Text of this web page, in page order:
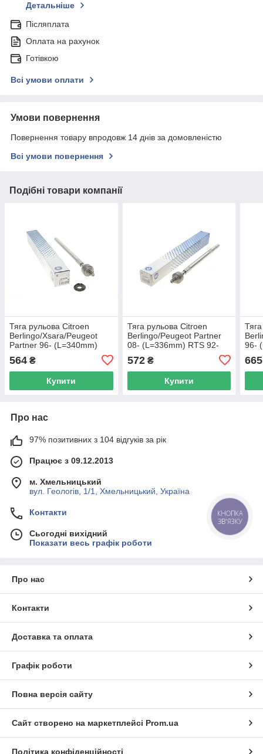
Детальніше
Післяплата
Оплата на рахунок
Готівкою
Всі умови оплати
Умови повернення
Повернення товару впродовж 14 днів за домовленістю
Всі умови повернення
Подібні товари компанії
Тяга рульова Citroen
Berlingo/Xsara/Peugeot
Partner 96- (L=340mm)
564 ₴
Купити
Тяга рульова Citroen
Berlingo/Peugeot Partner
08- (L=336mm) RTS 92-
572₴
Купити
96-
665
Про нас
97% позитивних з 104 відгуків за рік
Працює з 09.12.2013
м. Хмельницький
вул. Геологів, 1/1, Хмельницький, Україна
Контакти
Сьогодні вихідний
Показати весь графік роботи
Про нас
Контакти
Доставка та оплата
Графік роботи
Повна версія сайту
Сайт створено на маркетплейсі Prom.ua
Політика конфіденційності
КНОПКА
ЗВ'ЯЗКУ